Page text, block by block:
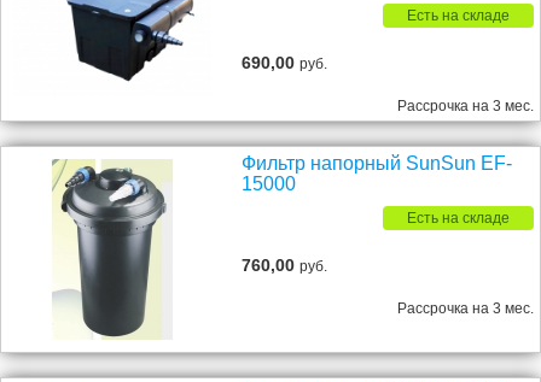
Есть на складе
690,00руб.
Рассрочка на 3 мес.
Фильтр напорный SunSun EF-
15000
Есть на складе
760,00руб.
Рассрочка на 3 мес.